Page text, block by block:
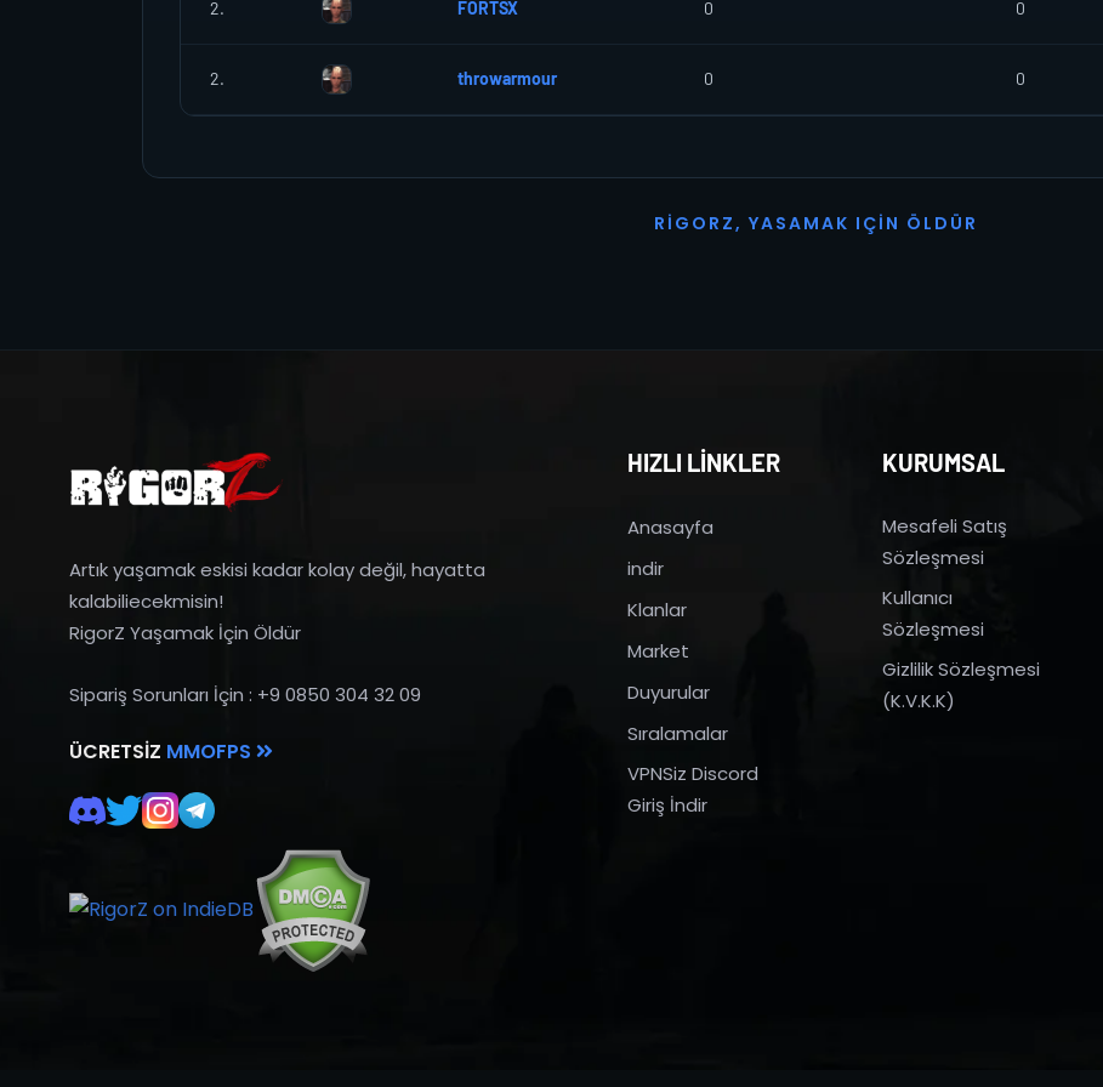
2. FORTSX 0 0
2. throwarmour 0 0
R I G O R Z, YASAMAK I ÇI N Ö L D Ü R
Artık yaşamak eskisi kadar kolay değil, hayatta
kalabiliecekmisin!
RigorZ Yaşamak İçin Öldür
Sipariş Sorunları İçin : +9 0850 304 32 09
ÜCRETSIZ MMOFPS
HIZLI LİNKLER
Anasayfa
indir
Klanlar
Market
Duyurular
Sıralamalar
VPNSiz Discord
Giriş İndir
KURUMSAL
Mesafeli Satış
Sözleşmesi
Kullanıcı
Sözleşmesi
Gizlilik Sözleşmesi
(K.V.K.K)